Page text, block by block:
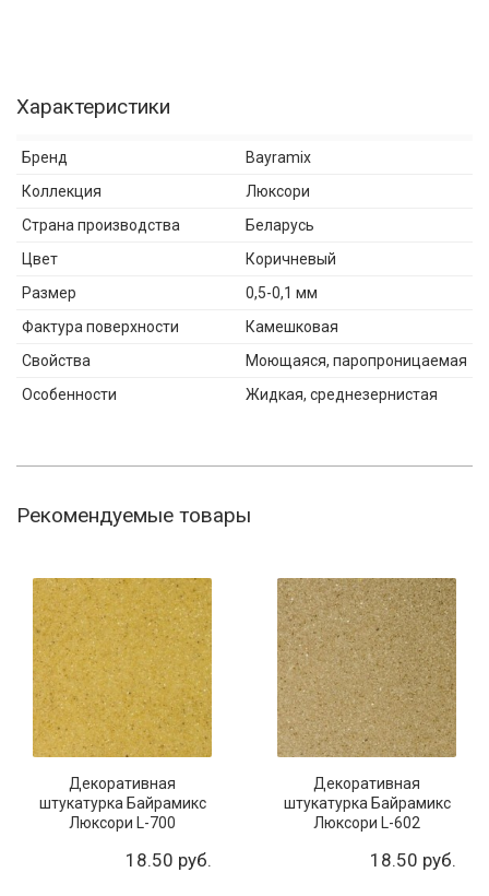
Характеристики
Бренд
Bayramix
Коллекция
Люксори
Страна производства
Беларусь
Цвет
Коричневый
Размер
0,5-0,1 мм
Фактура поверхности
Камешковая
Свойства
Моющаяся, паропроницаемая
Особенности
Жидкая, среднезернистая
Рекомендуемые товары
Декоративная
штукатурка Байрамикс
Люксори L-700
18.50 руб.
Декоративная
штукатурка Байрамикс
Люксори L-602
18.50 руб.